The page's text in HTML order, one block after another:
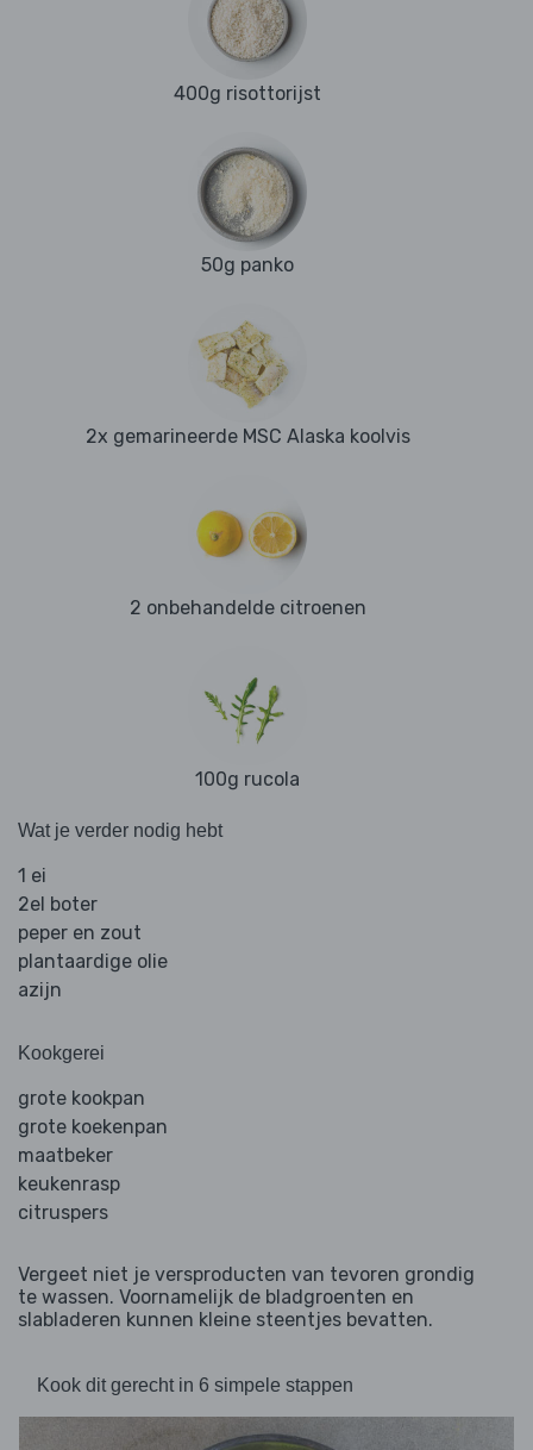
400g risottorijst
50g panko
2x gemarineerde MSC Alaska koolvis
2 onbehandelde citroenen
100g rucola
Wat je verder nodig hebt
1 ei
2el boter
peper en zout
plantaardige olie
azijn
Kookgerei
grote kookpan
grote koekenpan
maatbeker
keukenrasp
citruspers
Vergeet niet je versproducten van tevoren grondig
te wassen. Voornamelijk de bladgroenten en
slabladeren kunnen kleine steentjes bevatten.
Kook dit gerecht in 6 simpele stappen